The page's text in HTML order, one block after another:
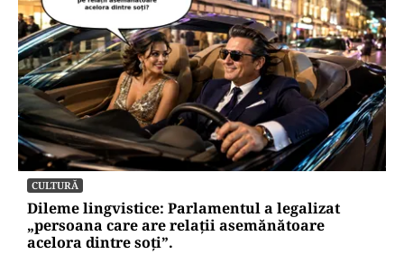
CULTURĂ
Dileme lingvistice: Parlamentul a legalizat
„persoana care are relații asemănătoare
acelora dintre soți”.